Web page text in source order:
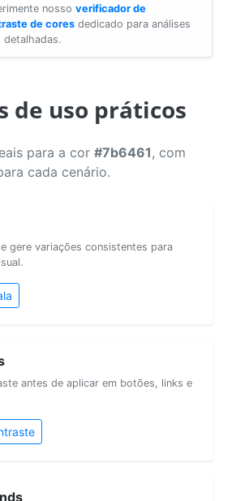
nosso verificador de
de cores dedicado para análises
detalhadas.
de uso práticos
para a cor #7b6461 , com
cada cenário.
gere variações consistentes para
antes de aplicar em botões, links e